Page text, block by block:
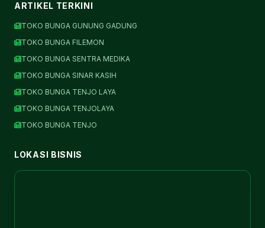
ARTIKEL TERKINI
TOKO BUNGA GUNUNG GADUNG
TOKO BUNGA FILEMON
TOKO BUNGA SENTRA MEDIKA
TOKO BUNGA SINAR KASIH
TOKO BUNGA TENJO LAYA
TOKO BUNGA TENJOLAYA
TOKO BUNGA TENJO
LOKASI BISNIS